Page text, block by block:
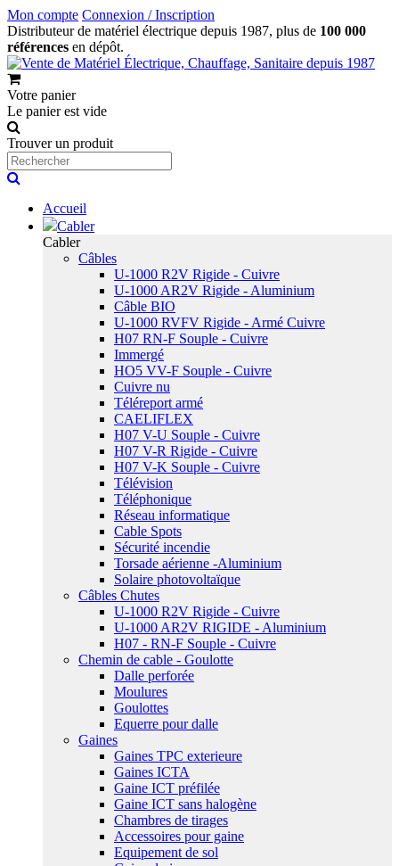
Mon compte Connexion / Inscription
Distributeur de matériel électrique depuis 1987, plus de 100 000
références en dépôt.
Votre panier
Le panier est vide
Trouver un produit
Accueil
Cabler
Cabler
Câbles
U-1000 R2V Rigide - Cuivre
U-1000 AR2V Rigide - Aluminium
Câble BIO
U-1000 RVFV Rigide - Armé Cuivre
H07 RN-F Souple - Cuivre
Immergé
HO5 VV-F Souple - Cuivre
Cuivre nu
Téléreport armé
CAELIFLEX
H07 V-U Souple - Cuivre
H07 V-R Rigide - Cuivre
H07 V-K Souple - Cuivre
Télévision
Téléphonique
Réseau informatique
Cable Spots
Sécurité incendie
Torsade aérienne -Aluminium
Solaire photovoltaïque
Câbles Chutes
U-1000 R2V Rigide - Cuivre
U-1000 AR2V RIGIDE - Aluminium
H07 - RN-F Souple - Cuivre
Chemin de cable - Goulotte
Dalle perforée
Moulures
Goulottes
Equerre pour dalle
Gaines
Gaines TPC exterieure
Gaines ICTA
Gaine ICT préfilée
Gaine ICT sans halogène
Chambres de tirages
Accessoires pour gaine
Equipement de sol